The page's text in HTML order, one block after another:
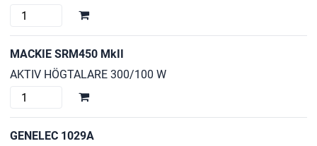
MACKIE
mängd
MACKIE SRM450 MkII
AKTIV HÖGTALARE 300/100 W
MACKIE
MkII
GENELEC 1029A